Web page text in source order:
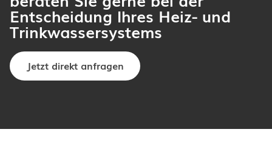
Entscheidung Ihres Heiz- und
Trinkwassersystems
Jetzt direkt anfragen